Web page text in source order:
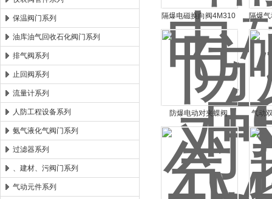
保温阀门系列
油库油气回收石化阀门系列
排气阀系列
止回阀系列
流量计系列
人防工程设备系列
氨气液化气阀门系列
过滤器系列
、建材、污阀门系列
气动元件系列
隔爆电磁换向阀4M310 隔爆
防爆电动对夹蝶阀
FBD971X
气动